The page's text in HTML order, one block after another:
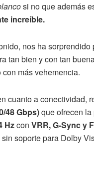
si no que además
increíble.
nos ha
tan bien y con tan
más vehemencia.
cuanto a conectividad,
48 Gbps)que ofrecen
Hzcon VRR, G-Sync y
soporte para Dolby